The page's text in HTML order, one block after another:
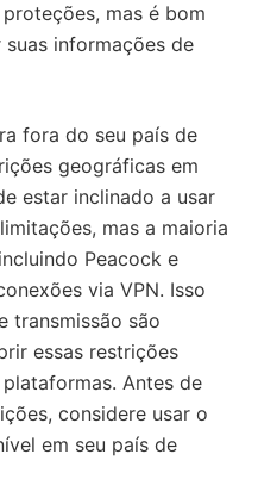
mas é bom
informações de
fora do seu país de
geográficas em
estar inclinado a usar
mas a maioria
Peacock e
via VPN. Isso
transmissão são
essas restrições
Antes de
considere usar o
em seu país de